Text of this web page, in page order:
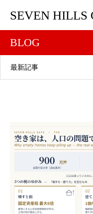
SEVEN HILLS
BLOG
最新記事